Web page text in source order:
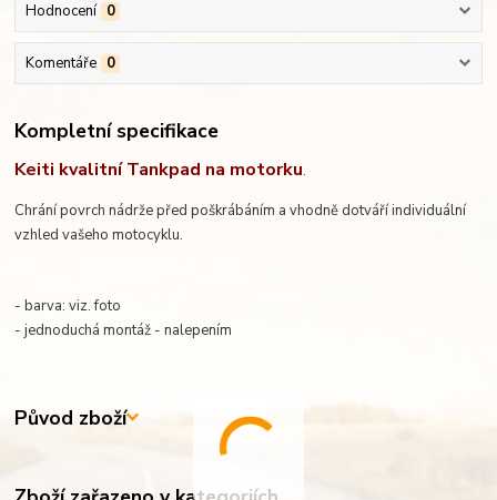
Hodnocení 0
Komentáře 0
Kompletní specifikace
Keiti kvalitní Tankpad na motorku.
Chrání povrch nádrže před poškrábáním a vhodně dotváří individuální
vzhled vašeho motocyklu.
- barva: viz. foto
- jednoduchá montáž - nalepením
Původ zboží